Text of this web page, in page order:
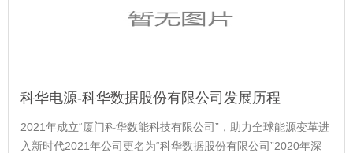
科华电源-科华数据股份有限公司发展历程
2021年成立“厦门科华数能科技有限公司”，助力全球能源变革进
入新时代2021年公司更名为“科华数据股份有限公司”2020年深